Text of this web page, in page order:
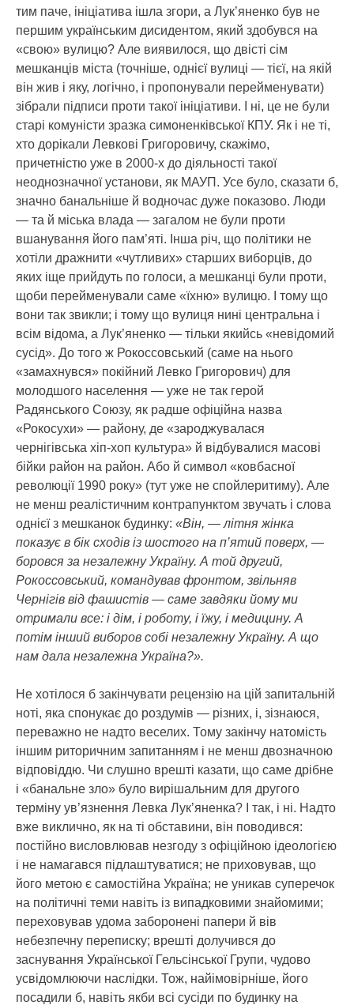
тим паче, ініціатива ішла згори, а Лук’яненко був не
першим українським дисидентом, який здобувся на
«свою» вулицю? Але виявилося, що двісті сім
мешканців міста (точніше, однієї вулиці — тієї, на якій
він жив і яку, логічно, і пропонували перейменувати)
зібрали підписи проти такої ініціативи. І ні, це не були
старі комуністи зразка симоненківської КПУ. Як і не ті,
хто дорікали Левкові Григоровичу, скажімо,
причетністю уже в 2000-х до діяльності такої
неоднозначної установи, як МАУП. Усе було, сказати б,
значно банальніше й водночас дуже показово. Люди
— та й міська влада — загалом не були проти
вшанування його пам’яті. Інша річ, що політики не
хотіли дражнити «чутливих» старших виборців, до
яких іще прийдуть по голоси, а мешканці були проти,
щоби перейменували саме «їхню» вулицю. І тому що
вони так звикли; і тому що вулиця нині центральна і
всім відома, а Лук’яненко — тільки якийсь «невідомий
сусід». До того ж Рокоссовський (саме на нього
«замахнувся» покійний Левко Григорович) для
молодшого населення — уже не так герой
Радянського Союзу, як радше офіційна назва
«Рокосухи» — району, де «зароджувалася
чернігівська хіп-хоп культура» й відбувалися масові
бійки район на район. Або й символ «ковбасної
революції 1990 року» (тут уже не спойлеритиму). Але
не менш реалістичним контрапунктом звучать і слова
однієї з мешканок будинку: «Він, — літня жінка
показує в бік сходів із шостого на п’ятий поверх, —
боровся за незалежну Україну. А той другий,
Рокоссовський, командував фронтом, звільняв
Чернігів від фашистів — саме завдяки йому ми
отримали все: і дім, і роботу, і їжу, і медицину. А
потім інший виборов собі незалежну Україну. А що
нам дала незалежна Україна?».
Не хотілося б закінчувати рецензію на цій запитальній
ноті, яка спонукає до роздумів — різних, і, зізнаюся,
переважно не надто веселих. Тому закінчу натомість
іншим риторичним запитанням і не менш двозначною
відповіддю. Чи слушно врешті казати, що саме дрібне
і «банальне зло» було вирішальним для другого
терміну ув’язнення Левка Лук’яненка? І так, і ні. Надто
вже виклично, як на ті обставини, він поводився:
постійно висловлював незгоду з офіційною ідеологією
і не намагався підлаштуватися; не приховував, що
його метою є самостійна Україна; не уникав суперечок
на політичні теми навіть із випадковими знайомими;
переховував удома заборонені папери й вів
небезпечну переписку; врешті долучився до
заснування Української Гельсінської Групи, чудово
усвідомлюючи наслідки. Тож, найімовірніше, його
посадили б, навіть якби всі сусіди по будинку на